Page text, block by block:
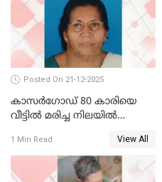
ആശുപത്രിയിലെത്തിച്ചു
Posted On 21-12-2025
കാസർഗോഡ് 80 കാരിയെ
വീട്ടിൽ മരിച്ച നിലയിൽ
1 Min Read View All